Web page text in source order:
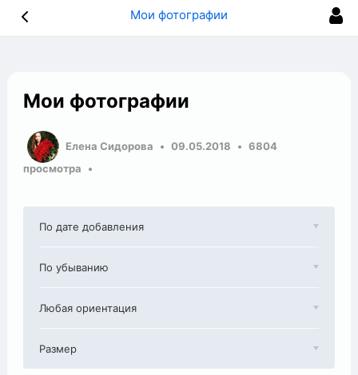
Мои фотографии
Мои фотографии
Елена Сидорова 09.05.2018
6804
просмотра
По дате добавления
По убыванию
Любая ориентация
Размер